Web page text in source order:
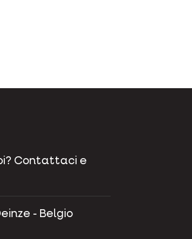
Contattaci e
- Belgio